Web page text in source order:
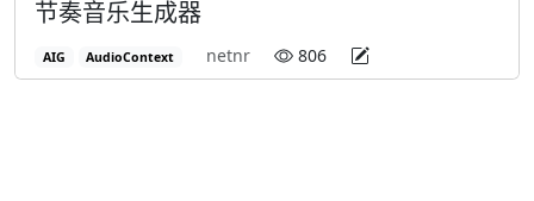
节奏音乐生成器
AIG AudioContext netnr 806